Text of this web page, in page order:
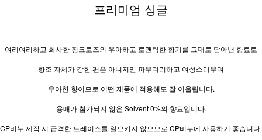
프리미엄 싱글
여리여리하고 화사한 핑크로즈의 우아하고 로맨틱한 향기를 그대로 담아낸 향료로
향조 자체가 강한 편은 아니지만 파우더리하고 여성스러우며
우아한 향이므로 어떤 제품에 적용해도 잘 어울립니다.
용매가 첨가되지 않은 Solvent 0%의 향료입니다.
CP비누 제작 시 급격한 트레이스를 일으키지 않으므로 CP비누에 사용하기 좋습니다.